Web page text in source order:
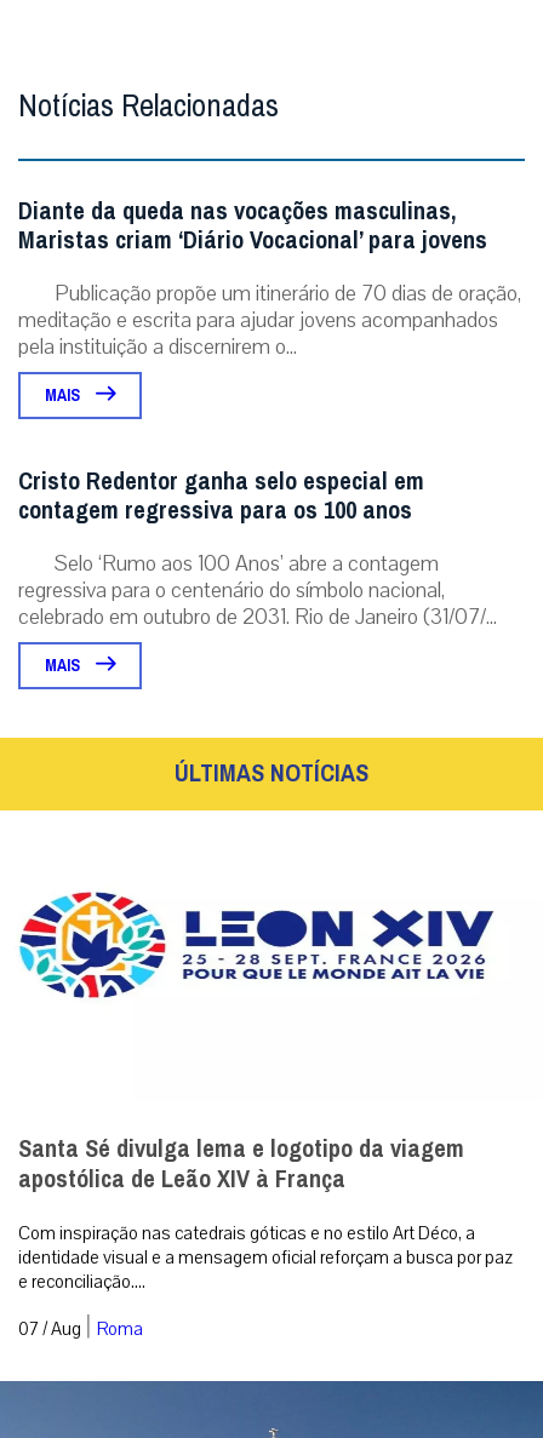
Notícias Relacionadas
Diante da queda nas vocações masculinas,
Maristas criam ‘Diário Vocacional’ para jovens
Publicação propõe um itinerário de 70 dias de oração,
meditação e escrita para ajudar jovens acompanhados
pela instituição a discernirem o...
MAIS
Cristo Redentor ganha selo especial em
contagem regressiva para os 100 anos
Selo ‘Rumo aos 100 Anos’ abre a contagem
regressiva para o centenário do símbolo nacional,
celebrado em outubro de 2031. Rio de Janeiro (31/07/...
MAIS
ÚLTIMAS NOTÍCIAS
Santa Sé divulga lema e logotipo da viagem
apostólica de Leão XIV à França
Com inspiração nas catedrais góticas e no estilo Art Déco, a
identidade visual e a mensagem oficial reforçam a busca por paz
e reconciliação....
07 / Aug | Roma